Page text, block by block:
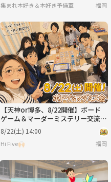
集まれ本好き＆本好き予備軍 福岡
【天神or博多、8/22開催】ボード
ゲーム＆マーダーミステリー交流
会！🎲初心者歓迎・20代30代限定
✨
8/22(土) 14:00
Hi Five🙌🏻 福岡